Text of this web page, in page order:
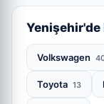
Yenişehir'de
Volkswagen
Toyota 13